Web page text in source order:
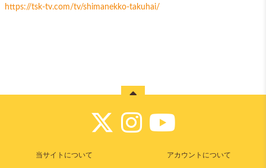
https://tsk-tv.com/tv/shimanekko-takuhai/
当サイトについて アカウントについて